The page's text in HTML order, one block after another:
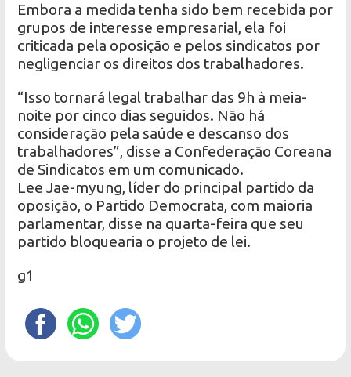
Embora a medida tenha sido bem recebida por
grupos de interesse empresarial, ela foi
criticada pela oposição e pelos sindicatos por
negligenciar os direitos dos trabalhadores.
“Isso tornará legal trabalhar das 9h à meia-
noite por cinco dias seguidos. Não há
consideração pela saúde e descanso dos
trabalhadores”, disse a Confederação Coreana
de Sindicatos em um comunicado.
Lee Jae-myung, líder do principal partido da
oposição, o Partido Democrata, com maioria
parlamentar, disse na quarta-feira que seu
partido bloquearia o projeto de lei.
g1